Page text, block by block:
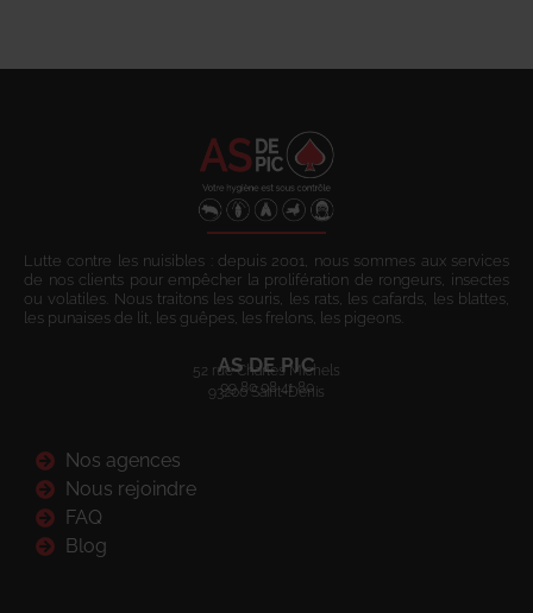
Lutte contre les nuisibles : depuis 2001, nous sommes aux services
de nos clients pour empêcher la prolifération de rongeurs, insectes
ou volatiles. Nous traitons les souris, les rats, les cafards, les blattes,
les punaises de lit, les guêpes, les frelons, les pigeons.
AS DE PIC
52 rue Charles Michels
93200 Saint-Denis
09 80 08 41 80
Nos agences
Nous rejoindre
FAQ
Blog